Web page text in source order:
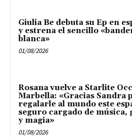
Giulia Be debuta su Ep en
y estrena el sencillo
blanca»
01/08/2026
Rosana vuelve a Starlite
Marbella: «Gracias Sandra
regalarle al mundo este
seguro cargado de música,
y magia»
01/08/2026